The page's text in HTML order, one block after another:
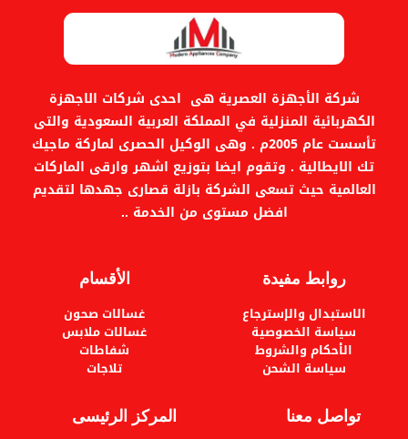
شركة الأجهزة العصرية هى احدى شركات الاجهزة
الكهربائية المنزلية في المملكة العربية السعودية والتى
تأسست عام 2005م . وهى الوكيل الحصرى لماركة ماجيك
تك الايطالية . وتقوم ايضا بتوزيع اشهر وارقى الماركات
العالمية حيث تسعى الشركة بازلة قصارى جهدها لتقديم
افضل مستوى من الخدمة ..
روابط مفيدة
الاستبدال والإسترجاع
سياسة الخصوصية
الأحكام والشروط
سياسة الشحن
الأقسام
غسالات صحون
غسالات ملابس
شفاطات
تلاجات
تواصل معنا المركز الرئيسى